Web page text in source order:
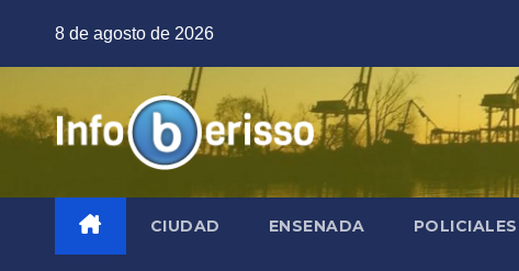
8 de agosto de 2026
CIUDAD ENSENADA POLICIALES